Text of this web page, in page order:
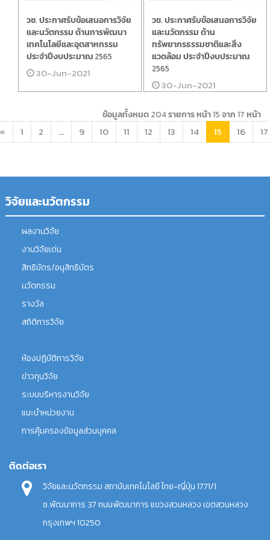
วช. ประกาศรับข้อเสนอการวิจัย
และนวัตกรรม ด้านการพัฒนา
เทคโนโลยีและอุตสาหกรรม
ประจำปีงบประมาณ 2565
30-Jun-2021
วช. ประกาศรับข้อเสนอการวิจัย
และนวัตกรรม ด้าน
ทรัพยากรธรรมชาติและสิ่ง
แวดล้อม ประจำปีงบประมาณ
2565
30-Jun-2021
ข้อมูลทั้งหมด 204 รายการหน้า 15 จาก 17 หน้า
« 1 2 ... 9 10 11 12 13 14 15 16 17
วิจัยและนวัตกรรม
ผลงานวิจัย
งานวิจัยเด่น
สิทธิบัตร/อนุสิทธิบัตร
นวัตกรรม
รางวัล
สถิติการวิจัย
ห้องปฏิบัติการวิจัย
ข่าวทุนวิจัย
ระบบบริหารงานวิจัย
แนะนำหน่วยงาน
การคุ้มครองข้อมูลส่วนบุคคล
ติดต่อเรา
วิจัยและนวัตกรรม สถาบันเทคโนโลยี ไทย-ญี่ปุ่น 1771/1
ซ.พัฒนาการ 37 ถนนพัฒนาการ แขวงสวนหลวง เขตสวนหลวง
กรุงเทพฯ 10250